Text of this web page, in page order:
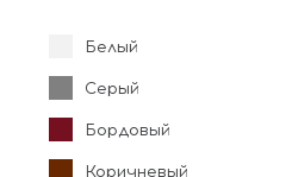
Белый
Серый
Бордовый
Коричневый